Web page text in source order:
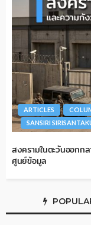
ARTICLES
SANSIRI
สงครามในตะวันออกก
ศูนย์ข้อมูล